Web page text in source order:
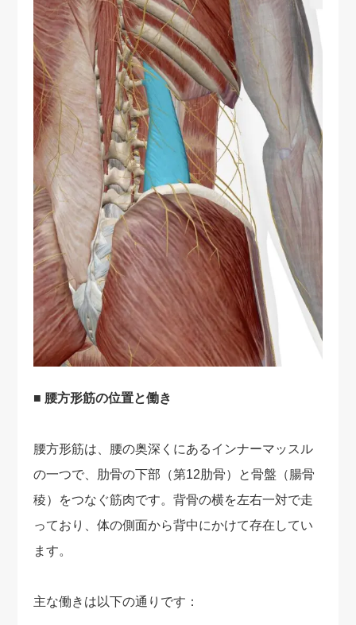
■ 腰方形筋の位置と働き
腰方形筋は、腰の奥深くにあるインナーマッスル
の一つで、肋骨の下部（第12肋骨）と骨盤（腸骨
稜）をつなぐ筋肉です。背骨の横を左右一対で走
っており、体の側面から背中にかけて存在してい
ます。
主な働きは以下の通りです：